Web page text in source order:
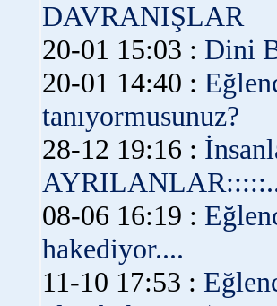
DAVRANIŞLAR
20-01 15:03 : Dini
20-01 14:40 :
tanıyormusunuz?
28-12 19:16 :
08-06 16:19 :
hakediyor....
11-10 17:53 :